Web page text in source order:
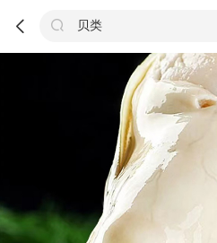
  贝类
评价